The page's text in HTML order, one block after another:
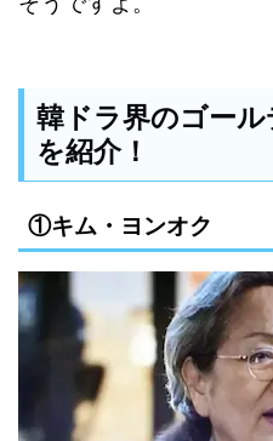
韓ドラ界のゴー
を紹介！
①キム・ヨンオク